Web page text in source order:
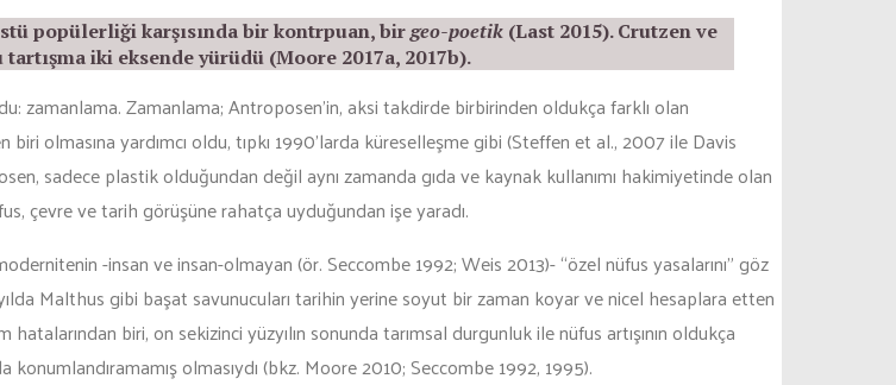
popülerliği karşısında bir kontrpuan, birgeo-poetik (Last 2015). Crutzen ve
iki eksende yürüdü (Moore 2017a, 2017b).
Zamanlama; Antroposen’in, aksi takdirde birbirinden oldukça farklı olan
olmasına yardımcı oldu, tıpkı 1990’larda küreselleşme gibi (Steffen et al., 2007 ile Davis
sadece plastik olduğundan değil aynı zamanda gıda ve kaynak kullanımı hakimiyetinde olan
çevre ve tarih görüşüne rahatça uyduğundan işe yaradı.
-insan ve insan-olmayan (ör. Seccombe 1992; Weis 2013)- “özel nüfus yasalarını” göz
Malthus gibi başat savunucuları tarihin yerine soyut bir zaman koyar ve nicel hesaplara etten
biri, on sekizinci yüzyılın sonunda tarımsal durgunluk ile nüfus artışının oldukça
olmasıydı (bkz. Moore 2010; Seccombe 1992, 1995).